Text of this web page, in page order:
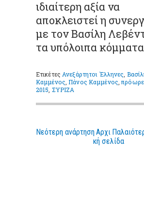
ιδιαίτερη αξία να
αποκλειστεί η
με τον Βασίλη
τα υπόλοιπα
Ετικέτες Ανεξάρτητοι Έλληνες
Καμμένος ,Πάνος Καμμένος ,
2015 ΣΥΡΙΖΑ
Νεότερη ανάρτησηΑρχι
κή σελίδα